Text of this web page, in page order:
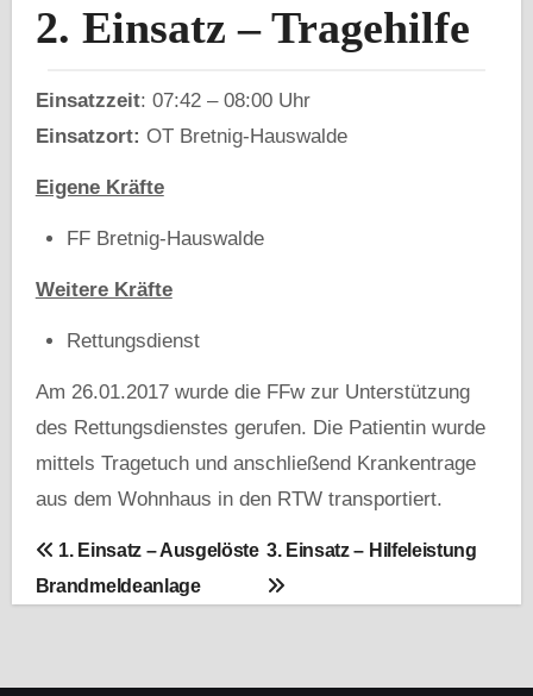
2. Einsatz – Tragehilfe
Einsatzzeit: 07:42 – 08:00 Uhr
Einsatzort: OT Bretnig-Hauswalde
Eigene Kräfte
FF Bretnig-Hauswalde
Weitere Kräfte
Rettungsdienst
Am 26.01.2017 wurde die FFw zur Unterstützung
des Rettungsdienstes gerufen. Die Patientin wurde
mittels Tragetuch und anschließend Krankentrage
aus dem Wohnhaus in den RTW transportiert.
B
e
1. Einsatz – Ausgelöste
Brandmeldeanlage
3. Einsatz – Hilfeleistung